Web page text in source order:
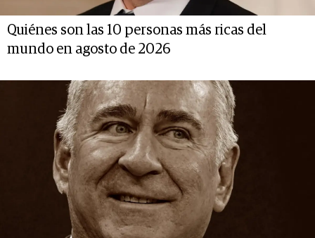
Quiénes son las 10 personas más ricas del
mundo en agosto de 2026